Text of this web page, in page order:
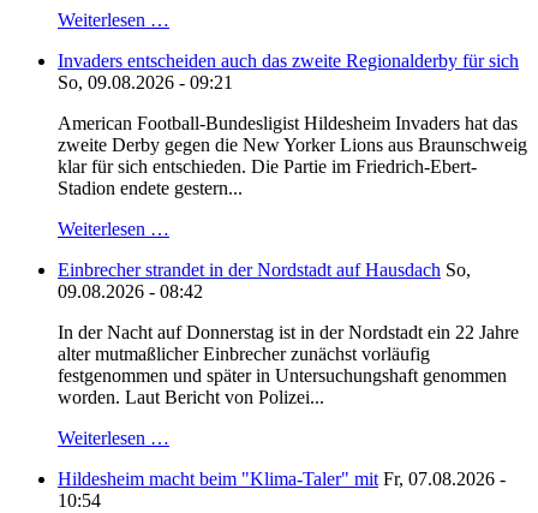
Weiterlesen …
Invaders entscheiden auch das zweite Regionalderby für sich
So, 09.08.2026 - 09:21
American Football-Bundesligist Hildesheim Invaders hat das
zweite Derby gegen die New Yorker Lions aus Braunschweig
klar für sich entschieden. Die Partie im Friedrich-Ebert-
Stadion endete gestern...
Weiterlesen …
Einbrecher strandet in der Nordstadt auf Hausdach So,
09.08.2026 - 08:42
In der Nacht auf Donnerstag ist in der Nordstadt ein 22 Jahre
alter mutmaßlicher Einbrecher zunächst vorläufig
festgenommen und später in Untersuchungshaft genommen
worden. Laut Bericht von Polizei...
Weiterlesen …
Hildesheim macht beim "Klima-Taler" mit Fr, 07.08.2026 -
10:54